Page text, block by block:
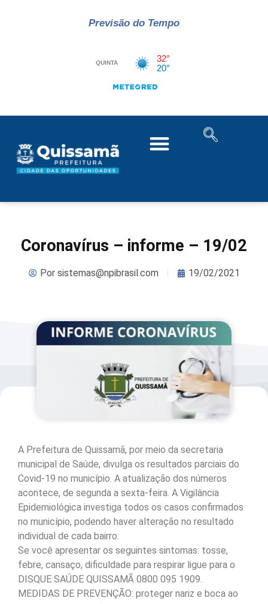
Previsão do Tempo
Coronavírus – informe – 19/02
Porsistemas@npibrasil.com 19/02/2021
A Prefeitura de Quissamã, por meio da secretaria
municipal de Saúde, divulga os resultados parciais do
Covid-19 no município. A atualização dos números
acontece, de segunda a sexta-feira. A Vigilância
Epidemiológica investiga todos os casos confirmados
no município, podendo haver alteração no resultado
individual de cada bairro.
Se você apresentar os seguintes sintomas: tosse,
febre, cansaço, dificuldade para respirar ligue para o
DISQUE SAÚDE QUISSAMÃ 0800 095 1909.
MEDIDAS DE PREVENÇÃO: proteger nariz e boca ao